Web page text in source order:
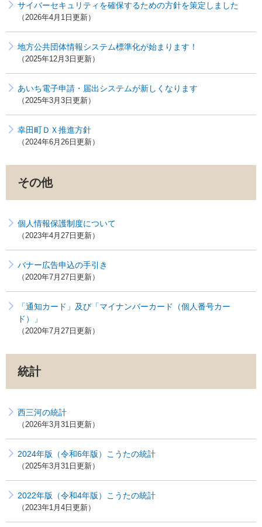
サイバーセキュリティを確保するための方針を策定しました
2026年4月1日更新
地方公共団体情報システム標準化が始まります！
2025年12月3日更新
あいち電子申請・届出システムが新しくなります
2025年3月3日更新
幸田町ＤＸ推進方針
2024年6月26日更新
その他
個人情報保護制度について
2023年4月27日更新
バナー広告申込の手引き
2020年7月27日更新
「通知カード」及び「マイナンバーカード（個人番号カー
ド）」
2020年7月27日更新
統計
西三河の統計
2026年3月31日更新
2024年版（令和6年版）こうたの統計
2025年3月31日更新
2022年版（令和4年版）こうたの統計
2023年1月4日更新